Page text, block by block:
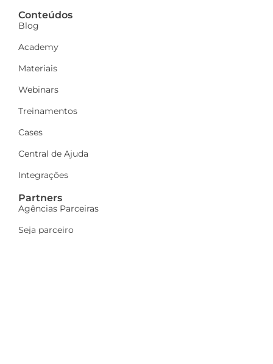
Conteúdos
Blog
Academy
Materiais
Webinars
Treinamentos
Cases
Central de Ajuda
Integrações
Partners
Agências Parceiras
Seja parceiro